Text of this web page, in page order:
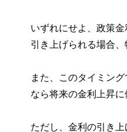
いずれにせよ、政策
引き上げられる場合
また、このタイミン
なら将来の金利上昇
ただし、金利の引き